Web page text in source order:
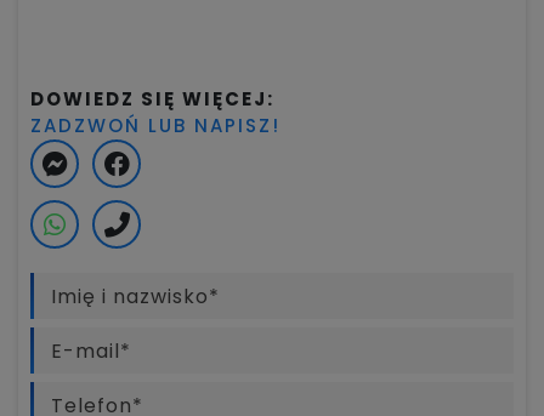
DOWIEDZ SIĘ WIĘCEJ:
ZADZWOŃ LUB NAPISZ!